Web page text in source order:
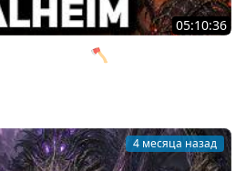
05:10:36
100 смертей 🪓 Valheim [PC 2021]
4 месяца назад